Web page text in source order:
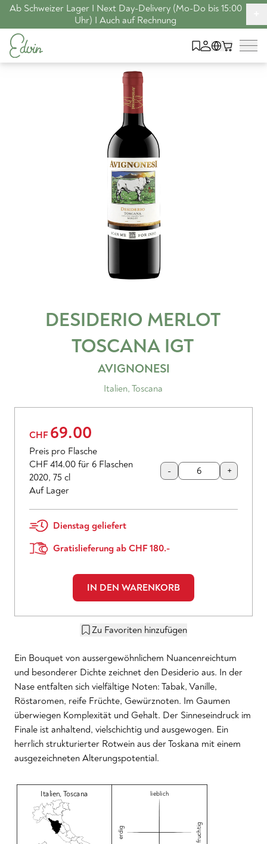
Ab Schweizer Lager I Next Day-Delivery (Mo-Do bis 15:00
Uhr) I Auch auf Rechnung
DESIDERIO MERLOT
TOSCANA IGT
AVIGNONESI
Italien, Toscana
CHF 69.00
Preis pro Flasche
CHF 414.00 für 6 Flaschen
2020, 75 cl
Auf Lager
- +
Dienstag geliefert
Gratislieferung ab CHF 180.-
IN DEN WARENKORB
Zu Favoriten hinzufügen
Ein Bouquet von aussergewöhnlichem Nuancenreichtum
und besonderer Dichte zeichnet den Desiderio aus. In der
Nase entfalten sich vielfältige Noten: Tabak, Vanille,
Röstaromen, reife Früchte, Gewürznoten. Im Gaumen
überwiegen Komplexität und Gehalt. Der Sinneseindruck im
Finale ist anhaltend, vielschichtig und ausgewogen. Ein
herrlich strukturierter Rotwein aus der Toskana mit einem
ausgezeichneten Alterungspotential.
Italien,Toscana lieblich
erdig fruchtig